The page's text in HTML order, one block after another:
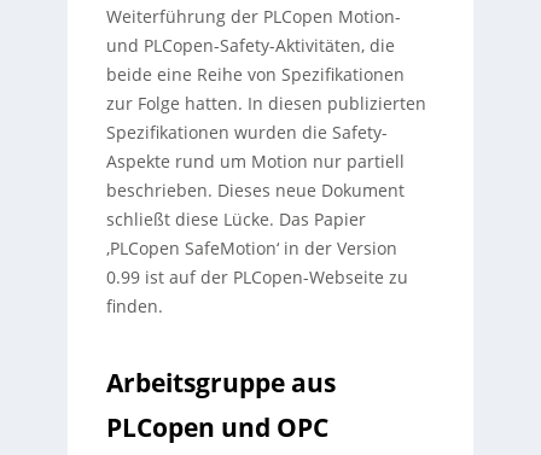
Weiterführung der PLCopen Motion-
und PLCopen-Safety-Aktivitäten, die
beide eine Reihe von Spezifikationen
zur Folge hatten. In diesen publizierten
Spezifikationen wurden die Safety-
Aspekte rund um Motion nur partiell
beschrieben. Dieses neue Dokument
schließt diese Lücke. Das Papier
‚PLCopen SafeMotion‘ in der Version
0.99 ist auf der PLCopen-Webseite zu
finden.
Arbeitsgruppe aus
PLCopen und OPC